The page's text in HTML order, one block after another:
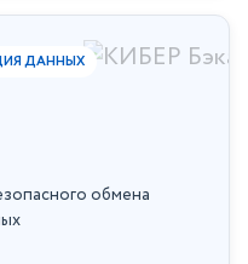
ДАННЫХ
обмена